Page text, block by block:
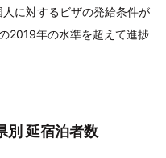
に対するビザの発給条件が
2019年の水準を超えて進捗
別 延宿泊者数